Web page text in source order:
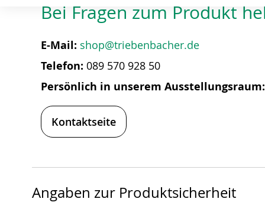
Bei Fragen zum Produkt
E-Mail: shop@triebenbacher.de
Telefon:089 570 928 50
Persönlich in unserem
Kontaktseite
Angaben zur Produktsicherheit